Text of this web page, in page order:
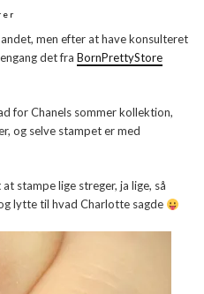
men efter at have konsulteret
det fra BornPrettyStore
for Chanels sommer kollektion,
og selve stampet er med
stampe lige streger, ja lige, så
lytte til hvad Charlotte sagde